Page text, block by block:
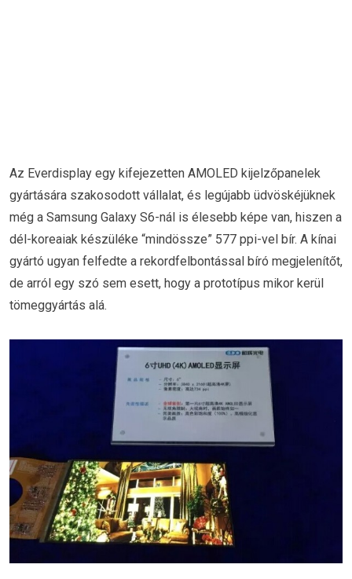
Az Everdisplay egy kifejezetten AMOLED kijelzőpanelek
gyártására szakosodott vállalat, és legújabb üdvöskéjüknek
még a Samsung Galaxy S6-nál is élesebb képe van, hiszen a
dél-koreaiak készüléke “mindössze” 577 ppi-vel bír. A kínai
gyártó ugyan felfedte a rekordfelbontással bíró megjelenítőt,
de arról egy szó sem esett, hogy a prototípus mikor kerül
tömeggyártás alá.